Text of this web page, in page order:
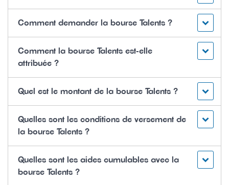
Comment demander la bourse Talents ?
Comment la bourse Talents est-elle
attribuée ?
Quel est le montant de la bourse Talents ?
Quelles sont les conditions de versement de
la bourse Talents ?
Quelles sont les aides cumulables avec la
bourse Talents ?